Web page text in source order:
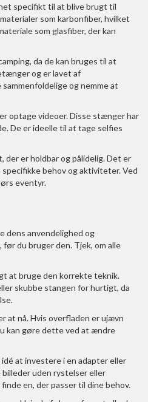
specifikt til at blive brugt til
som karbonfiber, hvilket
som glasfiber, der kan
da de kan bruges til at
og er lavet af
og nemme at
optage videoer. Disse stænger har
De er ideelle til at tage selfies
er holdbar og pålidelig. Det er
behov og aktiviteter. Ved
eventyr.
dens anvendelighed og
du bruger den. Tjek, om alle
at bruge den korrekte teknik.
skubbe stangen for hurtigt, da
at nå. Hvis overfladen er ujævn
kan gøre dette ved at ændre
at investere i en adapter eller
uden rystelser eller
en, der passer til dine behov.